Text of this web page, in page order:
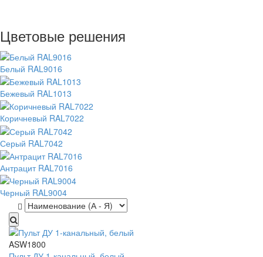
Цветовые решения
Белый RAL9016
Бежевый RAL1013
Коричневый RAL7022
Серый RAL7042
Антрацит RAL7016
Черный RAL9004
ASW1800